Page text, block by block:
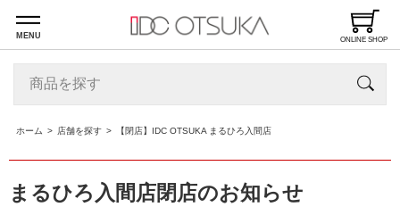
MENU ONLINE SHOP
ホーム 店舗を探す 【閉店】IDC OTSUKA まるひろ入間店
まるひろ入間店閉店のお知らせ